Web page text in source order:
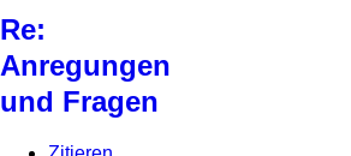
Re:
Anregungen
und Fragen